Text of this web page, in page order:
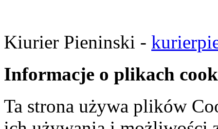
Kiurier Pieninski -
Informacje o plikach
Ta strona używa plików